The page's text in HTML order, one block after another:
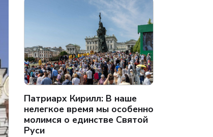
Патриарх Кирилл: В наше
нелегкое время мы особенно
молимся о единстве Святой
Руси